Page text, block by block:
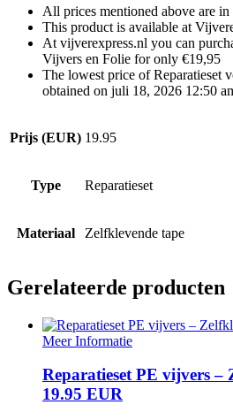
All prices mentioned above are in
This product is available at
At vijverexpress.nl you can
Vijvers en Folie for only €19,95
The lowest price of Reparatieset
obtained on juli 18, 2026 12:50
Prijs (EUR) 19.95
Type Reparatieset
Materiaal Zelfklevende tape
Gerelateerde producten
Meer Informatie
Reparatieset PE vijvers –
19.95 EUR